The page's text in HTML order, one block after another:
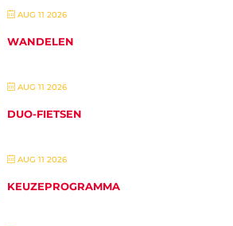
AUG 11 2026
WANDELEN
AUG 11 2026
DUO-FIETSEN
AUG 11 2026
KEUZEPROGRAMMA